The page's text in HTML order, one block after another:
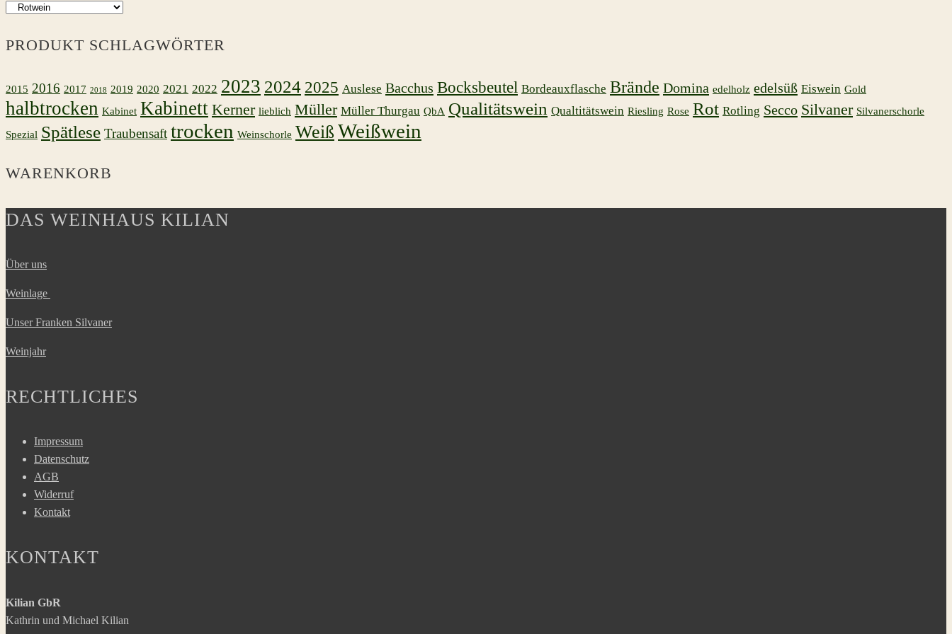
PRODUKT SCHLAGWÖRTER
2015 2016 2017 2018 2019 2020 2021 2022 2023 2024 2025 Auslese Bacchus Bocksbeutel Bordeauxflasche Brände Domina edelholz edelsüß Eiswein Gold
halbtrocken Kabinet Kabinett Kerner lieblich Müller Müller Thurgau QbA Qualitätswein Qualtitätswein Riesling Rose Rot Rotling Secco Silvaner Silvanerschorle
Spezial Spätlese Traubensaft trocken Weinschorle Weiß Weißwein
WARENKORB
DAS WEINHAUS KILIAN
Über uns
Weinlage
Unser Franken Silvaner
Weinjahr
RECHTLICHES
Impressum
Datenschutz
AGB
Widerruf
Kontakt
KONTAKT
Kilian GbR
Kathrin und Michael Kilian